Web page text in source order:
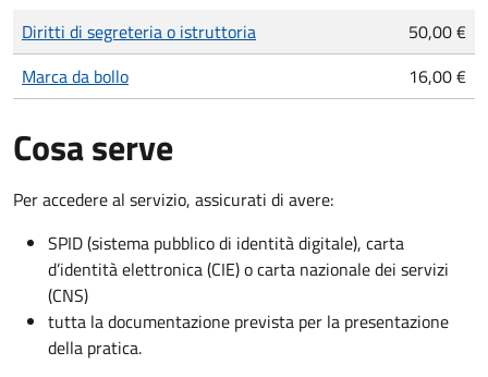
Tipo di pagamento
Importo
Diritti di segreteria o istruttoria
50,00 €
Marca da bollo
16,00 €
Cosa serve
Per accedere al servizio, assicurati di avere:
SPID (sistema pubblico di identità digitale), carta
d’identità elettronica (CIE) o carta nazionale dei servizi
(CNS)
tutta la documentazione prevista per la presentazione
della pratica.